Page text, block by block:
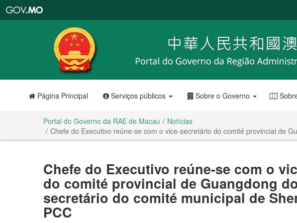
RAE
de
Macau
Página Principal Serviços públicos Sobre o Governo
Portal do Governo da RAE de Macau
Notícias
Chefe do Executivo reúne-se com o vice-secretário do comité provincial de
Chefe do Executivo reúne-se com o
do comité provincial de Guangdong
secretário do comité municipal de
PCC